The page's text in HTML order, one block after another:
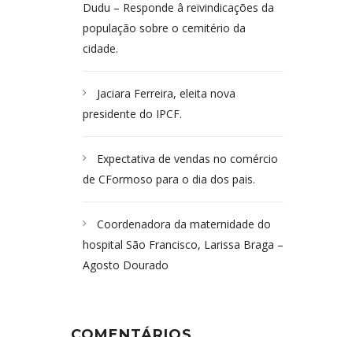
Dudu – Responde â reivindicações da
população sobre o cemitério da
cidade.
Jaciara Ferreira, eleita nova
presidente do IPCF.
Expectativa de vendas no comércio
de CFormoso para o dia dos pais.
Coordenadora da maternidade do
hospital São Francisco, Larissa Braga –
Agosto Dourado